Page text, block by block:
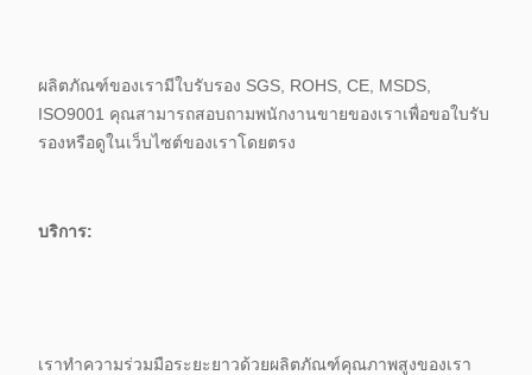
ผลิตภัณฑ์ของเรามีใบรับรอง SGS, ROHS, CE, MSDS,
ISO9001 คุณสามารถสอบถามพนักงานขายของเราเพื่อขอใบรับ
รองหรือดูในเว็บไซต์ของเราโดยตรง
บริการ:
เราทำความร่วมมือระยะยาวด้วยผลิตภัณฑ์คุณภาพสูงของเรา